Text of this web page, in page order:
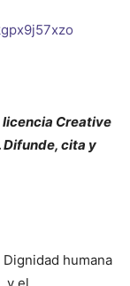
licencia Creative
cita y
humana